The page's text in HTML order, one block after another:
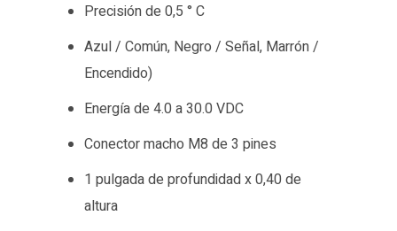
Precisión de 0,5 ° C
Azul / Común, Negro / Señal, Marrón /
Encendido)
Energía de 4.0 a 30.0 VDC
Conector macho M8 de 3 pines
1 pulgada de profundidad x 0,40 de
altura